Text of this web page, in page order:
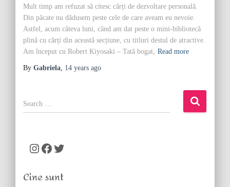
Mult timp am refuzat să citesc cărți de dezvoltare personală.
Din păcate nu dădusem peste cele de care aveam eu nevoie.
Astfel, acum câteva luni, când am dat peste o mini-bibliotecă
plină cu cărți din această secțiune, cu titluri destul de atractive.
Am început cu Robert Kiyosaki – Tată bogat, Read more
By Gabriela, 14 years ago
S
e
o
Instagram Facebook Twitter
Cine sunt